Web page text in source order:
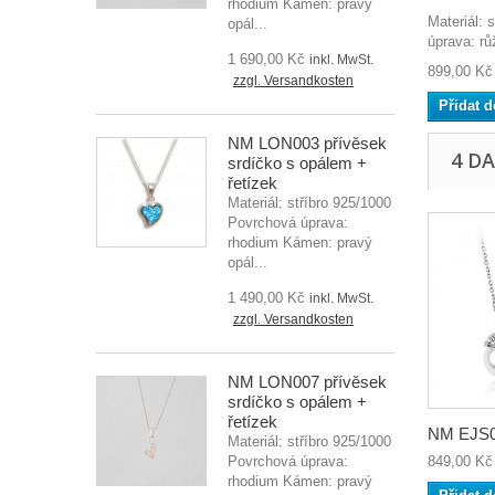
rhodium Kámen: pravý
opál...
1 690,00 Kč inkl. MwSt.
zzgl. Versandkosten
NM LON003 přívěsek
srdíčko s opálem +
řetízek
Materiál: stříbro 925/1000
Povrchová úprava:
rhodium Kámen: pravý
opál...
1 490,00 Kč inkl. MwSt.
zzgl. Versandkosten
NM LON007 přívěsek
srdíčko s opálem +
řetízek
Materiál: stříbro 925/1000
Povrchová úprava:
rhodium Kámen: pravý
Materiál:
úprava:
899,00 Kč
Přidat
4
NM
849,00 Kč